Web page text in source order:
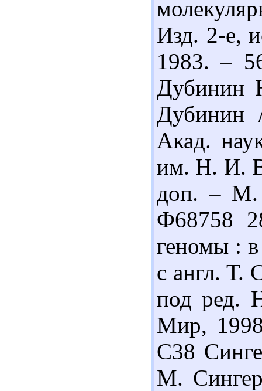
Изд. 2-е,
1983. –
Дубинин
Акад.
им. Н. И.
доп. – М.
Ф68758
геномы :
с англ.
под ред.
Мир,
С38
М.